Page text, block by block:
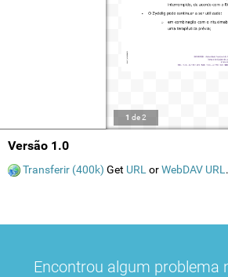
1 de2
Versão 1.0
Transferir (400k) Get URL orWebDAV URL .
Encontrou algum problema